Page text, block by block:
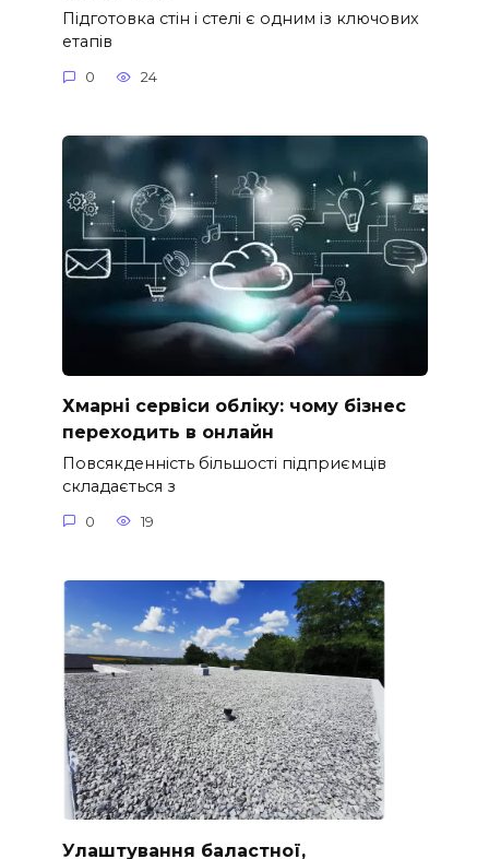
Підготовка стін і стелі є одним із ключових
етапів
0 24
Хмарні сервіси обліку: чому бізнес
переходить в онлайн
Повсякденність більшості підприємців
складається з
0 19
Улаштування баластної,